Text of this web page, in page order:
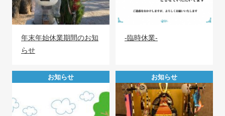
年末年始休業期間のお知
らせ
-臨時休業-
お知らせ お知らせ